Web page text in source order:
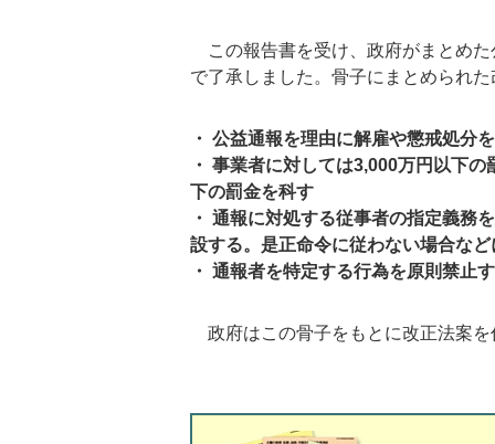
この報告書を受け、政府がまとめ
で了承しました。骨子にまとめられ
・ 公益通報を理由に解雇や懲戒処分
・ 事業者に対しては3,000万円以下
下の罰金を科す
・ 通報に対処する従事者の指定義務
設する。是正命令に従わない場合な
・ 通報者を特定する行為を原則禁止
政府はこの骨子をもとに改正法案